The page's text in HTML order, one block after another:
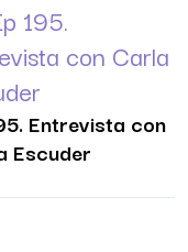
195.
con Carla
Entrevista con
Escuder